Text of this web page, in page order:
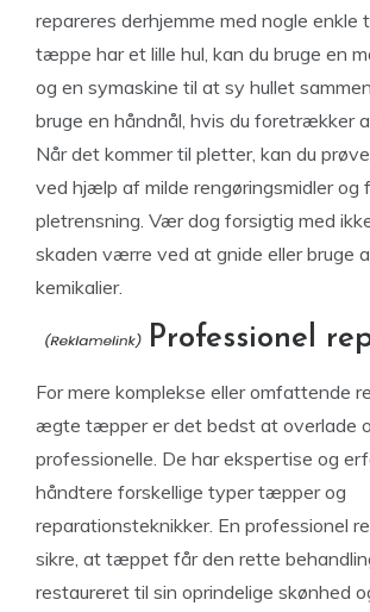
repareres derhjemme med nogle enkle
tæppe har et lille hul, kan du bruge en
og en symaskine til at sy hullet
bruge en håndnål, hvis du foretrækker
Når det kommer til pletter, kan du
ved hjælp af milde rengøringsmidler og
pletrensning. Vær dog forsigtig med
skaden værre ved at gnide eller bruge
kemikalier.
Professionel
For mere komplekse eller omfattende
ægte tæpper er det bedst at overlade
professionelle. De har ekspertise og
håndtere forskellige typer tæpper og
reparationsteknikker. En professionel
sikre, at tæppet får den rette
restaureret til sin oprindelige skønhed